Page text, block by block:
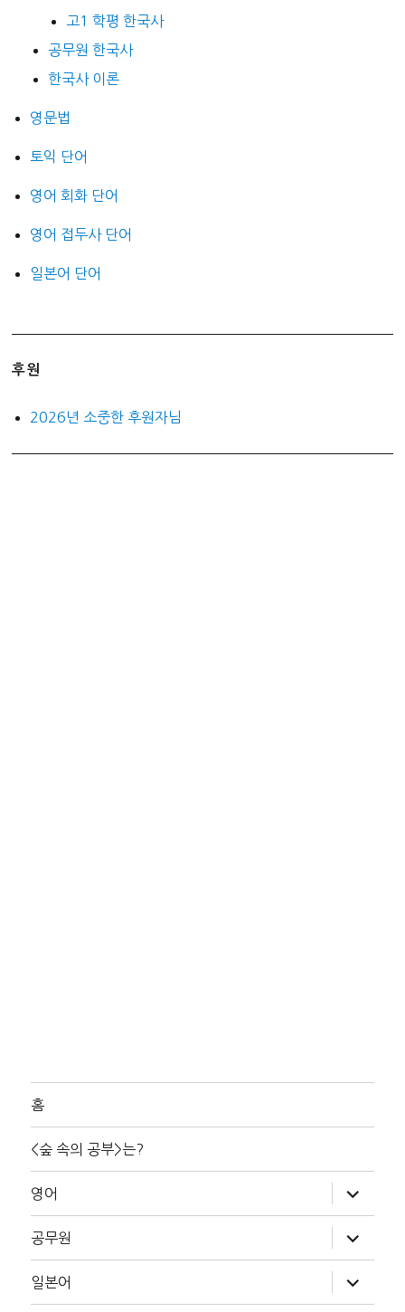
고1 학평 한국사
공무원 한국사
한국사 이론
영문법
토익 단어
영어 회화 단어
영어 접두사 단어
일본어 단어
후원
2026년 소중한 후원자님
홈
<숲 속의 공부>는?
영어
위
메
확
장
공무원
위
메
확
장
일본어
위
메